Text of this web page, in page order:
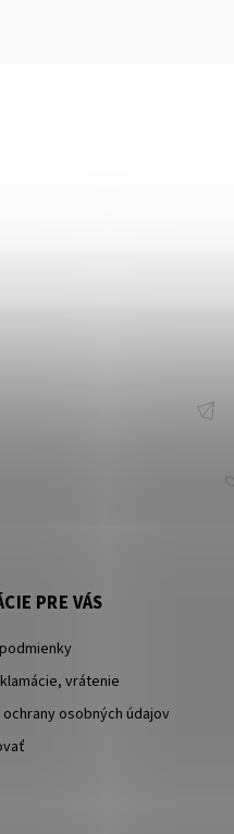
PRE VÁS
vrátenie
osobných údajov